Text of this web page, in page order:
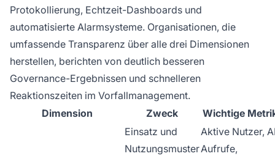
Protokollierung, Echtzeit-Dashboards und
automatisierte Alarmsysteme. Organisationen, die
umfassende Transparenz über alle drei Dimensionen
herstellen, berichten von deutlich besseren
Governance-Ergebnissen und schnelleren
Reaktionszeiten im Vorfallmanagement.
Dimension
Zweck Wichtige
Einsatz und
Nutzungsmuster
Aktive Nutzer,
Aufrufe,